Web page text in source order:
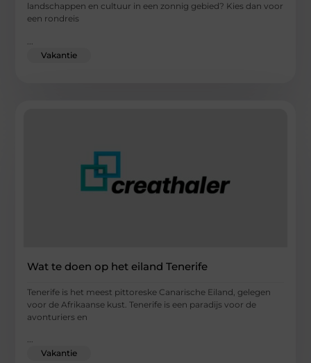
landschappen en cultuur in een zonnig gebied? Kies dan voor
een rondreis
Vakantie
Wat te doen op het eiland Tenerife
Tenerife is het meest pittoreske Canarische Eiland, gelegen
voor de Afrikaanse kust. Tenerife is een paradijs voor de
avonturiers en
Vakantie